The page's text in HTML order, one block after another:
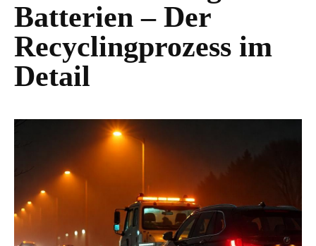
Batterien – Der
Recyclingprozess im
Detail